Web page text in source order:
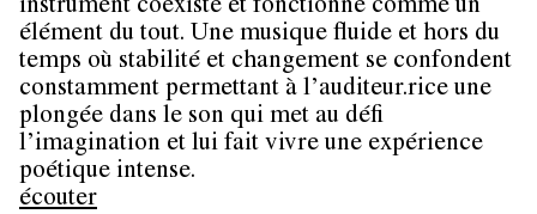
instrument coexiste et fonctionne comme un
élément du tout. Une musique fluide et hors du
temps où stabilité et changement se confondent
constamment permettant à l’auditeur.rice une
plongée dans le son qui met au défi
l’imagination et lui fait vivre une expérience
poétique intense.
écouter